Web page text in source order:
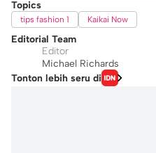
Topics
tips fashion 1 Kaikai Now
Editorial Team
Editor
Michael Richards
Tonton lebih seru di